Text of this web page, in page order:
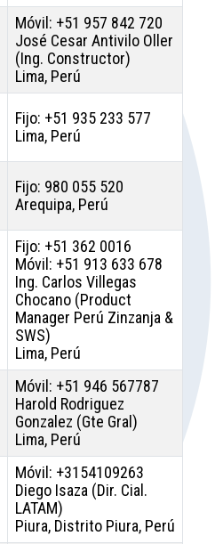
Móvil: +51 957 842 720
José Cesar Antivilo Oller
(Ing. Constructor)
Lima, Perú
Fijo: +51 935 233 577
Lima, Perú
Fijo: 980 055 520
Arequipa, Perú
Fijo: +51 362 0016
Móvil: +51 913 633 678
Ing. Carlos Villegas
Chocano (Product
Manager Perú Zinzanja &
SWS)
Lima, Perú
Móvil: +51 946 567787
Harold Rodriguez
Gonzalez (Gte Gral)
Lima, Perú
Móvil: +3154109263
Diego Isaza (Dir. Cial.
LATAM)
Piura, Distrito Piura, Perú